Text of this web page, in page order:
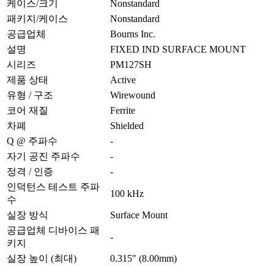
케이스/크기
Nonstandard
패키지/케이스
Nonstandard
공급업체
Bourns Inc.
설명
FIXED IND SURFACE MOUNT
시리즈
PM127SH
제품 상태
Active
유형 / 구조
Wirewound
코어 재질
Ferrite
차폐
Shielded
Q @ 주파수
-
자기 공진 주파수
-
정격 / 인증
-
인덕턴스 테스트 주파
수
100 kHz
실장 방식
Surface Mount
공급업체 디바이스 패
키지
-
실장 높이 (최대)
0.315" (8.00mm)